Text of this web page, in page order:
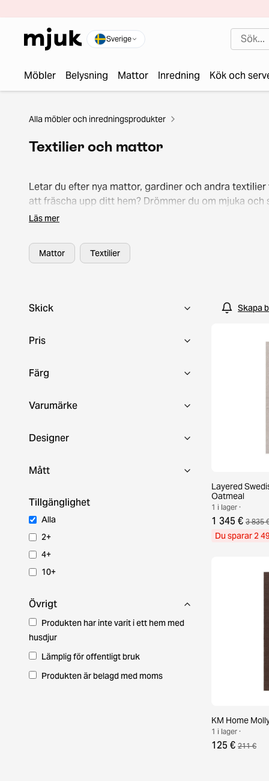
Sverige
Möbler Belysning Mattor Inredning Kök och
Alla möbler och inredningsprodukter
Textilier och mattor
Letar du efter nya mattor, gardiner och andra textilier
att fräscha upp ditt hem? Drömmer du om mjuka och
lösningar som skapar en trivsam atmosfär i olika rum?
heminredningstextilier för olika utrymmen och stilar.
hållbar upgrade där hemma och klicka hem dina
Läs mer
Mattor Textilier
Skick
Pris
Färg
Varumärke
Designer
Mått
Tillgänglighet
Alla
2+
4+
10+
Övrigt
Produkten har inte varit i ett hem med
husdjur
Lämplig för offentligt bruk
Produkten är belagd med moms
Skapa
Layered
Oatmeal
1 i lager ·
1 345 € 3 835
Du sparar 2
KM Home
1 i lager ·
125 € 211 €